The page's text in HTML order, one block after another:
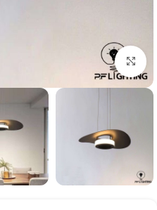
بزرگنمایی تصویر